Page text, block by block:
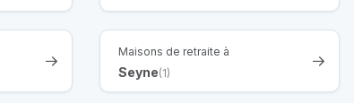
Maisons de retraite à
Seyne(1)